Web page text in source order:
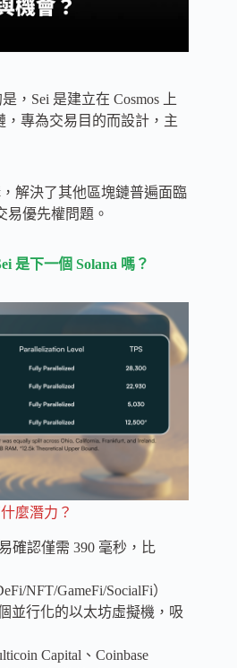
，Sei 是建立在 Cosmos 上
，專為交易目的而設計，主
解決了其他區塊鏈普遍面臨
易優先權問題。
是下一個 Solana 嗎？
麼潛力？
確認僅需 390 毫秒，比
NFT/GameFi/SocialFi）
並行化的以太坊虛擬機，吸
Capital、Coinbase